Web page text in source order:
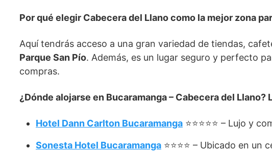
Por qué elegir Cabecera del Llano como la mejor zona
Aquí tendrás acceso a una gran variedad de tiendas,
Parque San Pío. Además, es un lugar seguro y perfecto
compras.
¿Dónde alojarse en Bucaramanga– Cabecera del Llano?
Hotel Dann Carlton Bucaramanga ⭐⭐⭐⭐⭐ – Lujo y
Sonesta Hotel Bucaramanga ⭐⭐⭐⭐ – Ubicado en